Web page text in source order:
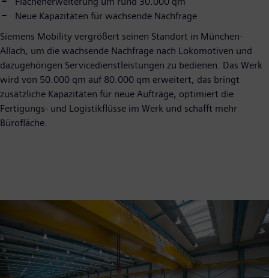
Neue Kapazitäten für wachsende Nachfrage
Siemens Mobility vergrößert seinen Standort in München-
Allach, um die wachsende Nachfrage nach Lokomotiven und
dazugehörigen Servicedienstleistungen zu bedienen. Das Werk
wird von 50.000 qm auf 80.000 qm erweitert, das bringt
zusätzliche Kapazitäten für neue Aufträge, optimiert die
Fertigungs- und Logistikflüsse im Werk und schafft mehr
Bürofläche.